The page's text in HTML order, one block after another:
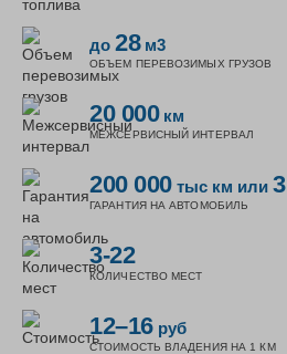
до 28 м3
ОБЪЕМ ПЕРЕВОЗИМЫХ ГРУЗОВ
20 000 км
МЕЖСЕРВИСНЫЙ ИНТЕРВАЛ
200 000 тыс км или 3
ГАРАНТИЯ НА АВТОМОБИЛЬ
3-22
КОЛИЧЕСТВО МЕСТ
12–16 руб
СТОИМОСТЬ ВЛАДЕНИЯ НА 1 КМ